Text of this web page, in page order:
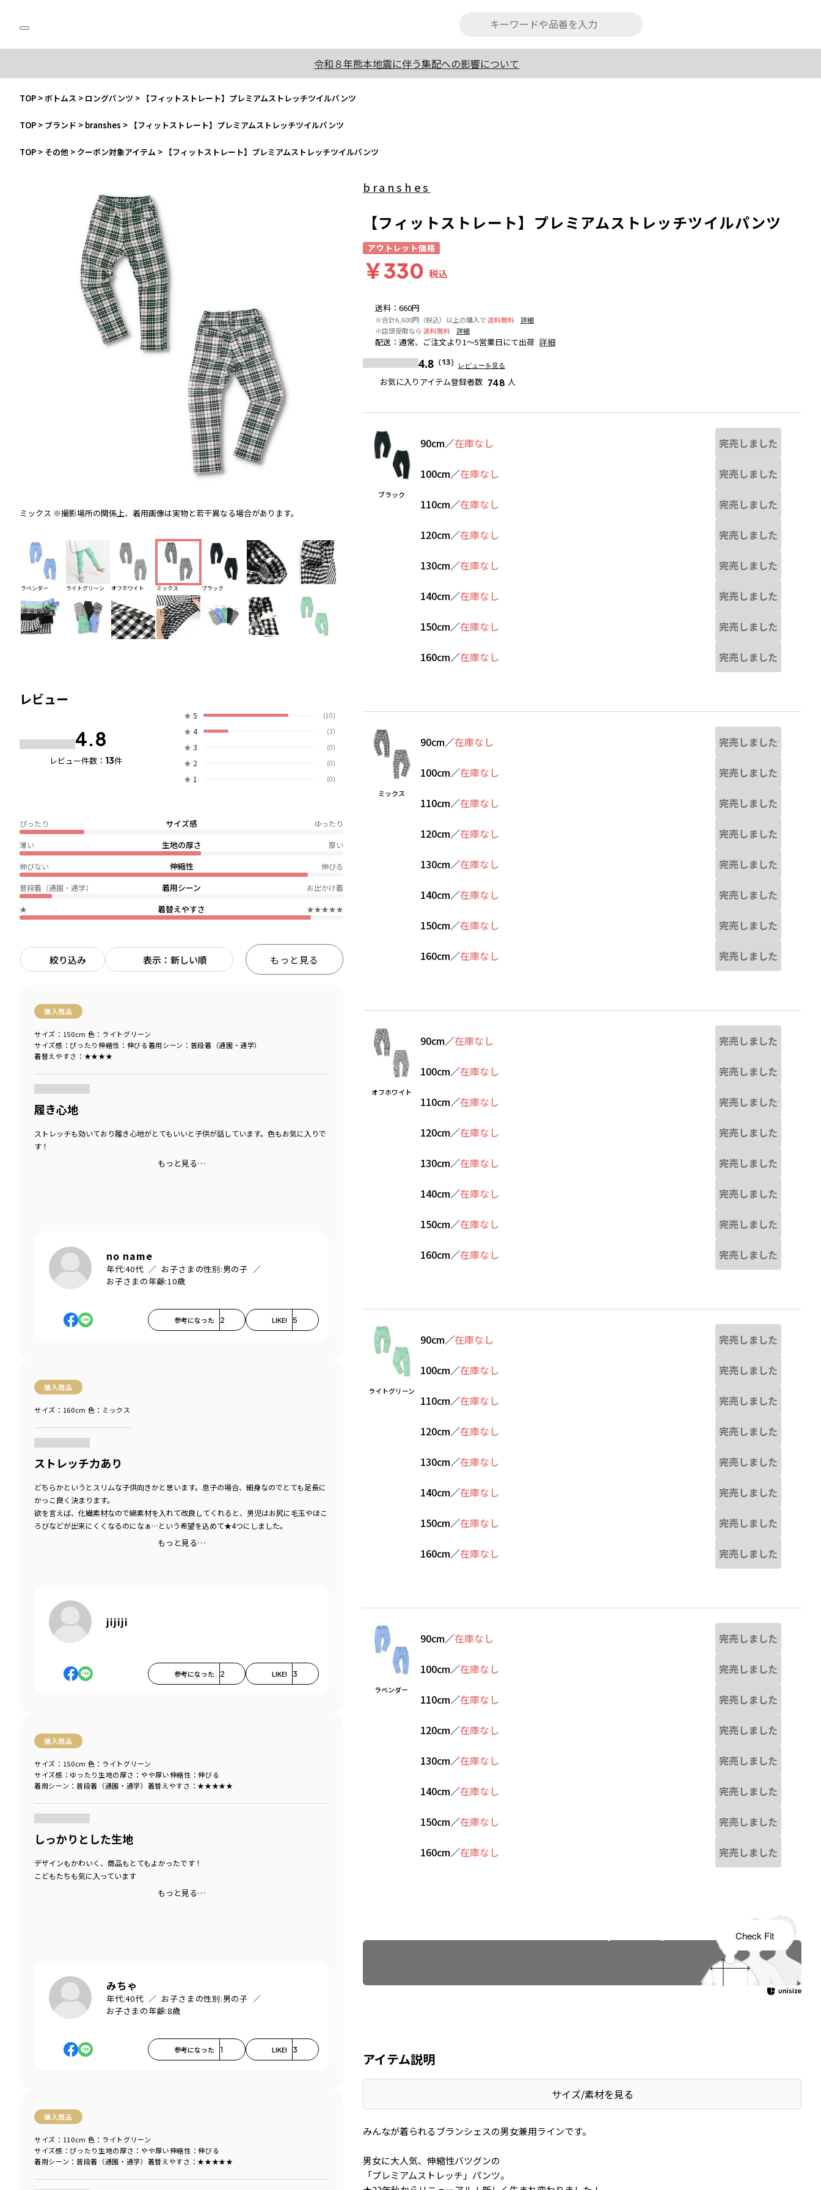
令和８年熊本地震に伴う集配への影響について
TOP >ボトムス > ロングパンツ > 【フィットストレート】プレミアムストレッチツイルパンツ
TOP > ブランド > branshes > 【フィットストレート】プレミアムストレッチツイルパンツ
TOP > その他 > クーポン対象アイテム > 【フィットストレート】プレミアムストレッチツイルパンツ
ミックス ※撮影場所の関係上、着用画像は実物と若干異なる場合があります。 ※撮影場所の関係上、着用画像は実物と若干異なる場合があります。
ラベンダー ライトグリーン オフホワイト ミックス ブラック
レビュー
4.8
レビュー件数： 13件
★ 5 (10)
★ 4 (3)
★ 3 (0)
★ 2 (0)
★ 1 (0)
サイズ感
ぴったり ゆったり
生地の厚さ
薄い 厚い
伸縮性
伸びない 伸びる
着用シーン
普段着（通園・通学） お出かけ着
着替えやすさ
★ ★★★★★
絞り込み 表示：新しい順 もっと見る
購入商品
サイズ感 ：ぴったり伸縮性 ：伸びる着用シーン ：普段着（通園・通学）
着替えやすさ ：★★★★
サイズ：150cm 色：ライトグリーン
履き心地
ストレッチも効いており履き心地がとてもいいと子供が話しています。色もお気に入りで
す！
もっと見る…
no name
年代:40代 お子さまの性別:男の子
お子さまの年齢:10歳
参考になった 2 LIKE! 5
購入商品
サイズ：160cm 色：ミックス
ストレッチ力あり
どちらかというとスリムな子供向きかと思います。息子の場合、細身なのでとても足長に
かっこ良く決まります。
欲を言えば、化繊素材なので綿素材を入れて改良してくれると、男児はお尻に毛玉やほこ
ろびなどが出来にくくなるのになぁ…という希望を込めて★4つにしました。
もっと見る…
jijiji
参考になった 2 LIKE! 3
購入商品
サイズ感 ：ゆったり 生地の厚さ ：やや厚い伸縮性 ：伸びる
着用シーン ：普段着（通園・通学） 着替えやすさ ：★★★★★
サイズ：150cm 色：ライトグリーン
しっかりとした生地
デザインもかわいく、商品もとてもよかったです！
こどもたちも気に入っています
もっと見る…
みちゃ
年代:40代 お子さまの性別:男の子
お子さまの年齢:8歳
参考になった 1 LIKE! 3
購入商品
サイズ感 ：ぴったり 生地の厚さ ：やや厚い伸縮性 ：伸びる
着用シーン ：普段着（通園・通学） 着替えやすさ ：★★★★★
サイズ：110cm 色：ライトグリーン
送料 ：660円
※合計6,600円（税込）以上の購入で送料無料
詳細
※店頭受取なら 送料無料 詳細
配送 ：通常、ご注文より1～5営業日にて出荷 詳細
4.8 （13） レビューを見る
お気に入りアイテム登録者数 748 人
branshes
【フィットストレート】プレミアムストレッチツイルパンツ
アウトレット価格
￥330 税込
ブラック
90cm／在庫なし 完売しました
100cm／在庫なし 完売しました
110cm／在庫なし 完売しました
120cm／在庫なし 完売しました
130cm／在庫なし 完売しました
140cm／在庫なし 完売しました
150cm／在庫なし 完売しました
160cm／在庫なし 完売しました
ミックス
90cm／在庫なし 完売しました
100cm／在庫なし 完売しました
110cm／在庫なし 完売しました
120cm／在庫なし 完売しました
130cm／在庫なし 完売しました
140cm／在庫なし 完売しました
150cm／在庫なし 完売しました
160cm／在庫なし 完売しました
オフホワイト
90cm／在庫なし 完売しました
100cm／在庫なし 完売しました
110cm／在庫なし 完売しました
120cm／在庫なし 完売しました
130cm／在庫なし 完売しました
140cm／在庫なし 完売しました
150cm／在庫なし 完売しました
160cm／在庫なし 完売しました
ライトグリーン
90cm／在庫なし 完売しました
100cm／在庫なし 完売しました
110cm／在庫なし 完売しました
120cm／在庫なし 完売しました
130cm／在庫なし 完売しました
140cm／在庫なし 完売しました
150cm／在庫なし 完売しました
160cm／在庫なし 完売しました
ラベンダー
90cm／在庫なし 完売しました
100cm／在庫なし 完売しました
110cm／在庫なし 完売しました
120cm／在庫なし 完売しました
130cm／在庫なし 完売しました
140cm／在庫なし 完売しました
150cm／在庫なし 完売しました
160cm／在庫なし 完売しました
アイテム説明
サイズ/素材を見る
みんなが着られるブランシェスの男女兼用ラインです。
男女に大人気、伸縮性バツグンの
「プレミアムストレッチ」パンツ。
Check Fit